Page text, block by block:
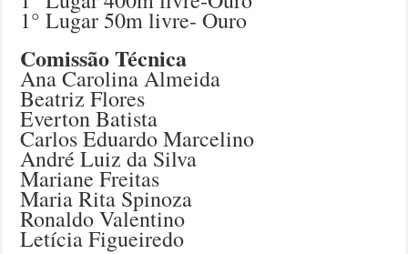
1° Lugar 50m livre- Ouro
Comissão Técnica
Ana Carolina Almeida
Beatriz Flores
Everton Batista
Carlos Eduardo Marcelino
André Luiz da Silva
Mariane Freitas
Maria Rita Spinoza
Ronaldo Valentino
Letícia Figueiredo